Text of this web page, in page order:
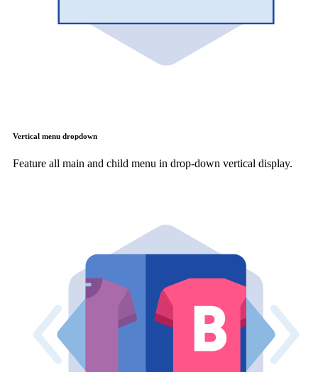
Vertical menu dropdown
Feature all main and child menu in drop-down vertical display.